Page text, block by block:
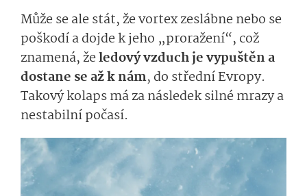
Může se ale stát, že vortex zeslábne nebo se
poškodí a dojde k jeho „proražení“, což
znamená, želedový vzduch je vypuštěn a
dostane se až k nám, do střední Evropy.
Takový kolaps má za následek silné mrazy a
nestabilní počasí.